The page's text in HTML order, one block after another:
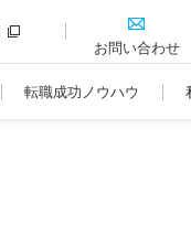
お問い合わせ
転職成功ノウハウ